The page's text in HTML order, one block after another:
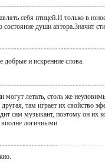
себя птицей.И только в
состояние души автора.Значит
добрые и искренние слова.
летать, столь же
другая, там играет их
сам музыкант, поэтому он их
вполне логичными